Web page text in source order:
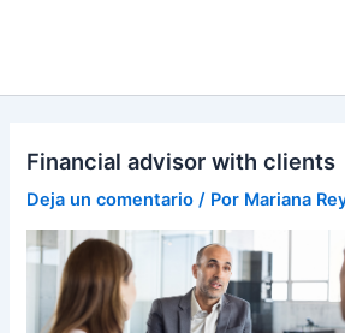
Financial advisor with clients
Deja un comentario / Por Mariana